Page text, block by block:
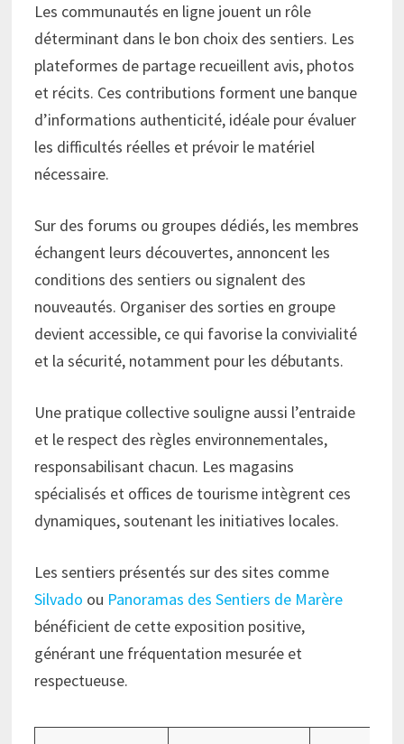
Les communautés en ligne jouent un rôle
déterminant dans le bon choix des sentiers. Les
plateformes de partage recueillent avis, photos
et récits. Ces contributions forment une banque
d’informations authenticité, idéale pour évaluer
les difficultés réelles et prévoir le matériel
nécessaire.
Sur des forums ou groupes dédiés, les membres
échangent leurs découvertes, annoncent les
conditions des sentiers ou signalent des
nouveautés. Organiser des sorties en groupe
devient accessible, ce qui favorise la convivialité
et la sécurité, notamment pour les débutants.
Une pratique collective souligne aussi l’entraide
et le respect des règles environnementales,
responsabilisant chacun. Les magasins
spécialisés et offices de tourisme intègrent ces
dynamiques, soutenant les initiatives locales.
Les sentiers présentés sur des sites comme
Silvado ou Panoramas des Sentiers de Marère
bénéficient de cette exposition positive,
générant une fréquentation mesurée et
respectueuse.